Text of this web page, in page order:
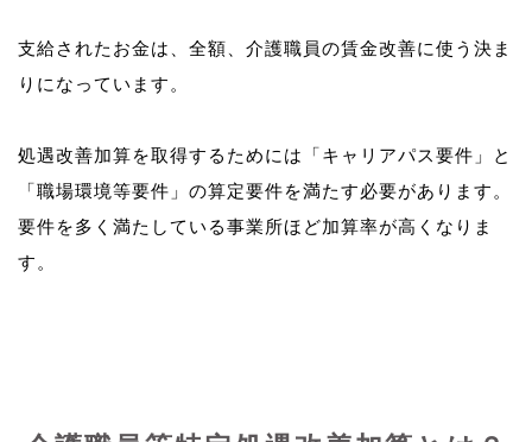
支給されたお金は、全額、介護職員の賃金改善に使う決ま
りになっています。
処遇改善加算を取得するためには「キャリアパス要件」と
「職場環境等要件」の算定要件を満たす必要があります。
要件を多く満たしている事業所ほど加算率が高くなりま
す。